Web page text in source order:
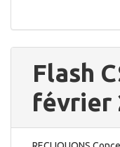
Flash
février